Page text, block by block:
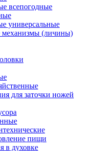
всепогодные
универсальные
(личины)
для заточки ножей
пищи
в духовке